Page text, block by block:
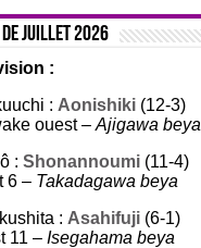
Juillet 2026
:
: Aonishiki (12-3)
ouest –Ajigawa beya
: Shonannoumi (11-4)
6 – Takadagawa beya
: Asahifuji (6-1)
11 –Isegahama beya